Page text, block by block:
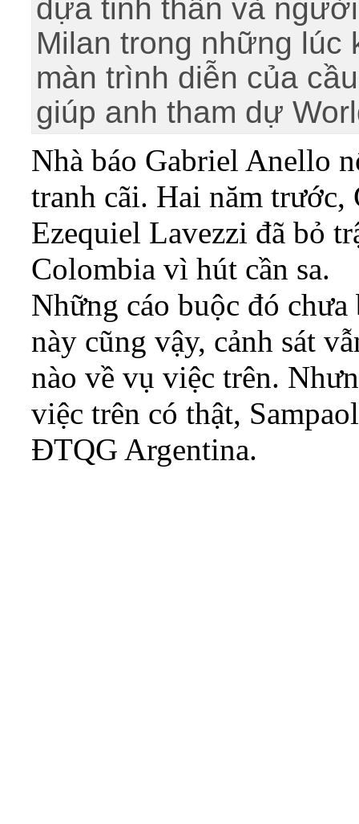
dựa tinh thần và
Milan trong những lúc
màn trình diễn của
giúp anh tham dự
Nhà báo Gabriel Anello
tranh cãi. Hai năm
Ezequiel Lavezzi đã bỏ
Colombia vì hút cần sa.
Những cáo buộc đó
này cũng vậy, cảnh sát
nào về vụ việc trên.
việc trên có thật,
ĐTQG Argentina.